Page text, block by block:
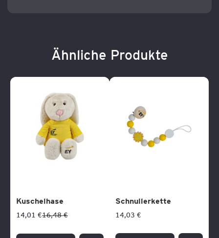
Ähnliche Produkte
Kuschelhase
14,01 €16,48 €
Schnullerkette
14,03 €